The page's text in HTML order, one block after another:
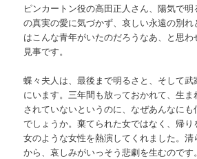
ピンカートン役の高田正人さん、陽気で
の真実の愛に気づかず、哀しい永遠の別
はこんな青年がいたのだろうなあ、と思
見事です。
蝶々夫人は、最後まで明るさと、そして
にいます。三年間も放っておかれて、生
されていないというのに、なぜあんなに
でしょうか。棄てられた女ではなく、帰
女のような女性を熱演してくれました。
から、哀しみがいっそう悲劇を生むのです。